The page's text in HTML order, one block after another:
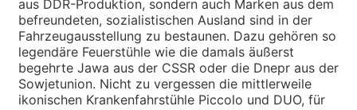
aus DDR-Produktion, sondern auch Marken aus dem
befreundeten, sozialistischen Ausland sind in der
Fahrzeugausstellung zu bestaunen. Dazu gehören so
legendäre Feuerstühle wie die damals äußerst
begehrte Jawa aus der CSSR oder die Dnepr aus der
Sowjetunion. Nicht zu vergessen die mittlerweile
ikonischen Krankenfahrstühle Piccolo und DUO, für